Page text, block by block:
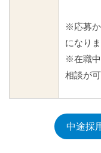
※応募か
になりま
※在職中
相談が可
中途採